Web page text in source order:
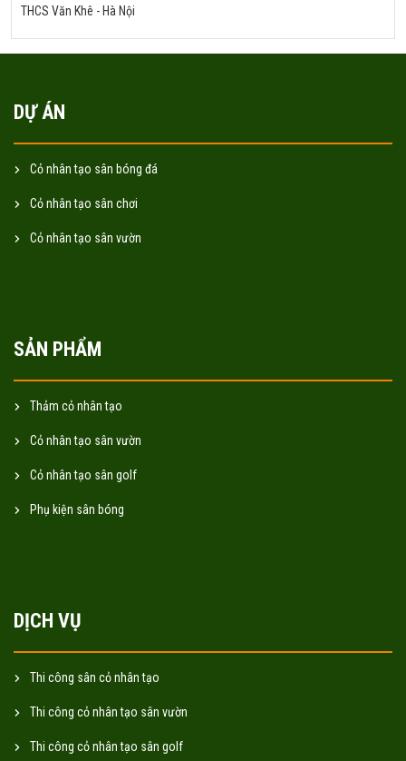
THCS Văn Khê - Hà Nội
DỰ ÁN
Cỏ nhân tạo sân bóng đá
Cỏ nhân tạo sân chơi
Cỏ nhân tạo sân vườn
SẢN PHẨM
Thảm cỏ nhân tạo
Cỏ nhân tạo sân vườn
Cỏ nhân tạo sân golf
Phụ kiện sân bóng
DỊCH VỤ
Thi công sân cỏ nhân tạo
Thi công cỏ nhân tạo sân vườn
Thi công cỏ nhân tạo sân golf